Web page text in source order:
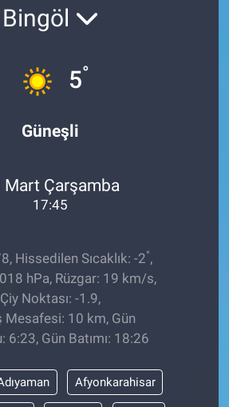
Bingöl
5°
Güneşli
Mart Çarşamba
17:45
Hissedilen Sıcaklık: -2°,
hPa, Rüzgar: 19 km/s,
Çiy Noktası: -1.9,
Mesafesi: 10 km, Gün
6:23, Gün Batımı: 18:26
Afyonkarahisar